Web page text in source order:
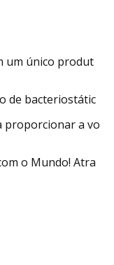
único produt
de bacteriostátic
a vo